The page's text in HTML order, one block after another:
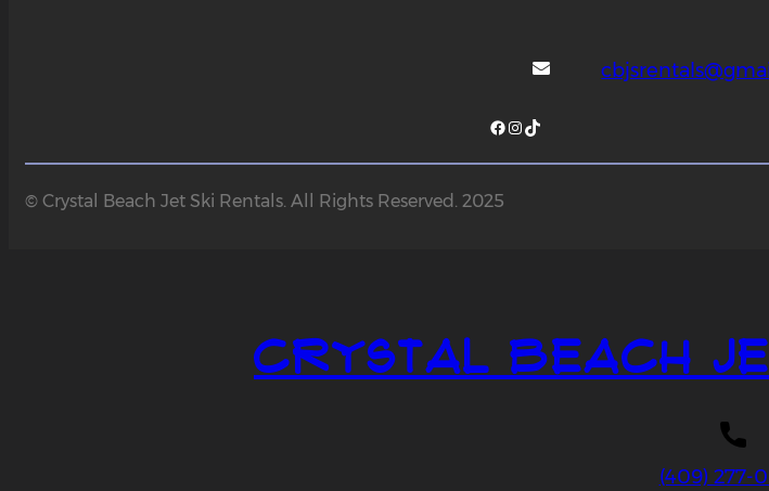
Facebook Instagram TikTok
© Crystal Beach Jet Ski Rentals. All Rights Reserved. 2025
Crystal Beach
(409) 277-